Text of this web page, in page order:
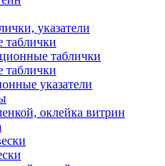
указатели
таблички
таблички
таблички
указатели
оклейка витрин